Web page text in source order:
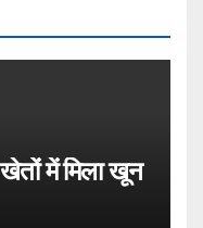
में मिला खून